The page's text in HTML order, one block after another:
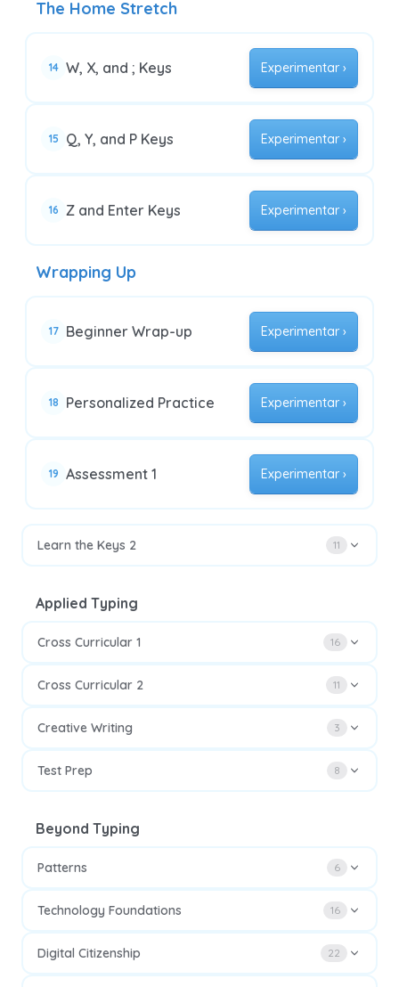
The Home Stretch
14 W, X, and ; Keys Experimentar ›
15 Q, Y, and P Keys Experimentar ›
16 Z and Enter Keys Experimentar ›
Wrapping Up
17 Beginner Wrap-up Experimentar ›
18 Personalized Practice Experimentar ›
19 Assessment 1 Experimentar ›
Learn the Keys 2 11
Applied Typing
Cross Curricular 1 16
Cross Curricular 2 11
Creative Writing 3
Test Prep 8
Beyond Typing
Patterns 6
Technology Foundations 16
Digital Citizenship 22